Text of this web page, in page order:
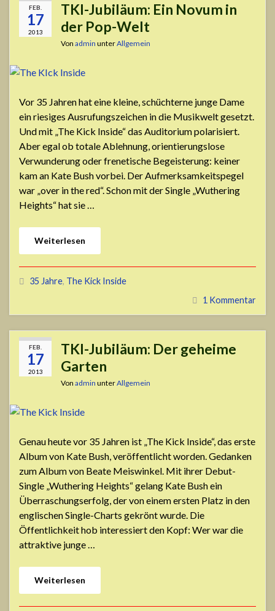
FEB.
17
2013
TKI-Jubiläum: Ein Novum in
der Pop-Welt
Von admin unterAllgemein
Vor 35 Jahren hat eine kleine, schüchterne junge Dame
ein riesiges Ausrufungszeichen in die Musikwelt gesetzt.
Und mit „The Kick Inside“ das Auditorium polarisiert.
Aber egal ob totale Ablehnung, orientierungslose
Verwunderung oder frenetische Begeisterung: keiner
kam an Kate Bush vorbei. Der Aufmerksamkeitspegel
war „over in the red“. Schon mit der Single „Wuthering
Heights“ hat sie …
Weiterlesen
35 Jahre, The Kick Inside
1 Kommentar
FEB.
17
2013
TKI-Jubiläum: Der geheime
Garten
Von admin unterAllgemein
Genau heute vor 35 Jahren ist „The Kick Inside“, das erste
Album von Kate Bush, veröffentlicht worden. Gedanken
zum Album von Beate Meiswinkel. Mit ihrer Debut-
Single „Wuthering Heights“ gelang Kate Bush ein
Überraschungserfolg, der von einem ersten Platz in den
englischen Single-Charts gekrönt wurde. Die
Öffentlichkeit hob interessiert den Kopf: Wer war die
attraktive junge …
Weiterlesen